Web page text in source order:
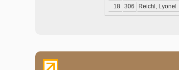
18
306 Reichl, Lyonel